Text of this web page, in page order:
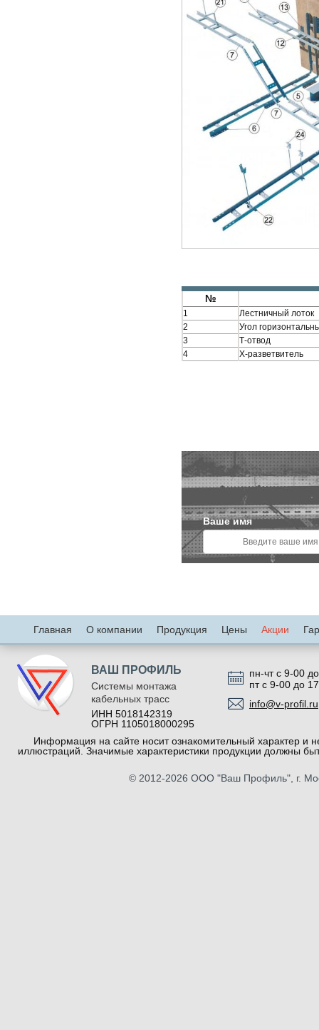
№
1
Лестничный лоток
2
Угол
3
Т-отвод
4
Х-разветвитель
Ваше имя
Главная О компании Продукция Цены Акции
ВАШ ПРОФИЛЬ
Системы монтажа
кабельных трасс
ИНН 5018142319
ОГРН 1105018000295
пн-чт с 9-00
пт с 9-00 до
info@v-profil.ru
Информация на сайте носит ознакомительный характер и
иллюстраций. Значимые характеристики продукции должны
© 2012-2026 ООО "Ваш Профиль", г.